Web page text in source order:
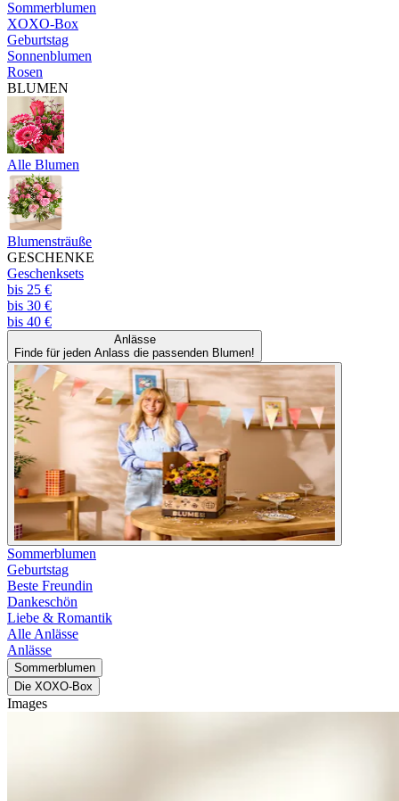
Sommerblumen
XOXO-Box
Geburtstag
Sonnenblumen
Rosen
BLUMEN
Alle Blumen
Blumensträuße
GESCHENKE
Geschenksets
bis 25 €
bis 30 €
bis 40 €
Anlässe
Finde für jeden Anlass die passenden Blumen!
Sommerblumen
Geburtstag
Beste Freundin
Dankeschön
Liebe & Romantik
Alle Anlässe
Anlässe
Sommerblumen
Die XOXO-Box
Images